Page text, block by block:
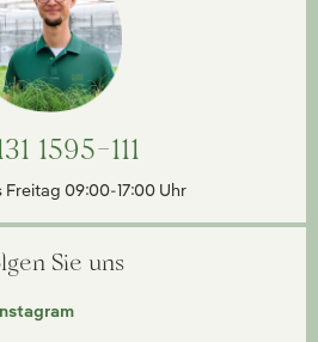
1595-111
09:00-17:00 Uhr
Sie uns